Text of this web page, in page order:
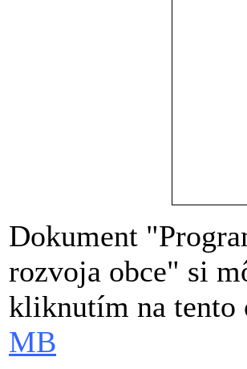
Dokument
rozvoja obce" si
kliknutím na tento
MB